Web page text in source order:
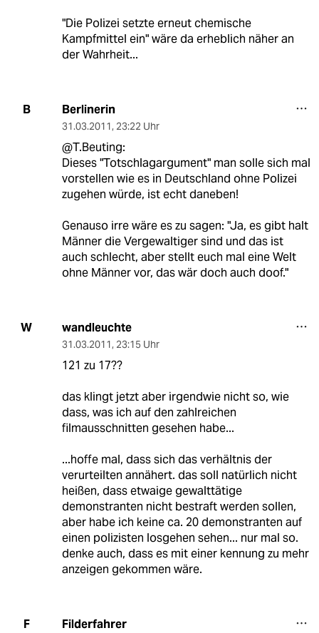
"Die Polizei setzte erneut chemische
Kampfmittel ein" wäre da erheblich näher an
der Wahrheit...
B Berlinerin
31.03.2011, 23:22 Uhr
@T.Beuting:
Dieses "Totschlagargument" man solle sich mal
vorstellen wie es in Deutschland ohne Polizei
zugehen würde, ist echt daneben!
Genauso irre wäre es zu sagen: "Ja, es gibt halt
Männer die Vergewaltiger sind und das ist
auch schlecht, aber stellt euch mal eine Welt
ohne Männer vor, das wär doch auch doof."
W wandleuchte
31.03.2011, 23:15 Uhr
121 zu 17??
das klingt jetzt aber irgendwie nicht so, wie
dass, was ich auf den zahlreichen
filmausschnitten gesehen habe...
...hoffe mal, dass sich das verhältnis der
verurteilten annähert. das soll natürlich nicht
heißen, dass etwaige gewalttätige
demonstranten nicht bestraft werden sollen,
aber habe ich keine ca. 20 demonstranten auf
einen polizisten losgehen sehen... nur mal so.
denke auch, dass es mit einer kennung zu mehr
anzeigen gekommen wäre.
F Filderfahrer